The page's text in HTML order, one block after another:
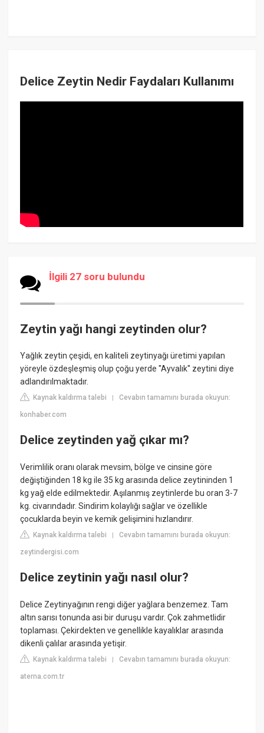
Delice Zeytin Nedir Faydaları Kullanımı
İlgili 27 soru bulundu
Zeytin yağı hangi zeytinden olur?
Yağlık zeytin çeşidi, en kaliteli zeytinyağı üretimi yapılan
yöreyle özdeşleşmiş olup çoğu yerde ''Ayvalık'' zeytini diye
adlandırılmaktadır.
Kaynak kaldırma talebi |Cevabın tamamını burada okuyun:
konhaber.com
Delice zeytinden yağ çıkar mı?
Verimlilik oranı olarak mevsim, bölge ve cinsine göre
değiştiğinden 18 kg ile 35 kg arasında delice zeytininden 1
kg yağ elde edilmektedir. Aşılanmış zeytinlerde bu oran 3-7
kg. civarındadır. Sindirim kolaylığı sağlar ve özellikle
çocuklarda beyin ve kemik gelişimini hızlandırır.
Kaynak kaldırma talebi |Cevabın tamamını burada okuyun:
zeytindergisi.com
Delice zeytinin yağı nasıl olur?
Delice Zeytinyağının rengi diğer yağlara benzemez. Tam
altın sarısı tonunda asi bir duruşu vardır. Çok zahmetlidir
toplaması. Çekirdekten ve genellikle kayalıklar arasında
dikenli çalılar arasında yetişir.
Kaynak kaldırma talebi |Cevabın tamamını burada okuyun:
aterna.com.tr